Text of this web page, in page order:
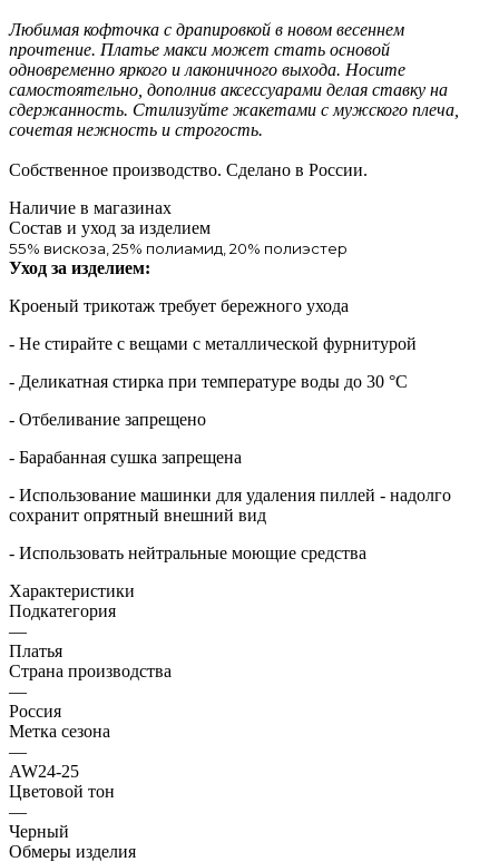
Любимая кофточка с драпировкой в новом весеннем
прочтение. Платье макси может стать основой
одновременно яркого и лаконичного выхода. Носите
самостоятельно, дополнив аксессуарами делая ставку на
сдержанность. Стилизуйте жакетами с мужского плеча,
сочетая нежность и строгость.
Собственное производство. Сделано в России.
Наличие в магазинах
Состав и уход за изделием
55% вискоза, 25% полиамид, 20% полиэстер
Уход за изделием:
Кроеный трикотаж требует бережного ухода
- Не стирайте с вещами с металлической фурнитурой
- Деликатная стирка при температуре воды до 30 °C
- Отбеливание запрещено
- Барабанная сушка запрещена
- Использование машинки для удаления пиллей - надолго
сохранит опрятный внешний вид
- Использовать нейтральные моющие средства
Характеристики
Подкатегория
—
Платья
Страна производства
—
Россия
Метка сезона
—
AW24-25
Цветовой тон
—
Черный
Обмеры изделия